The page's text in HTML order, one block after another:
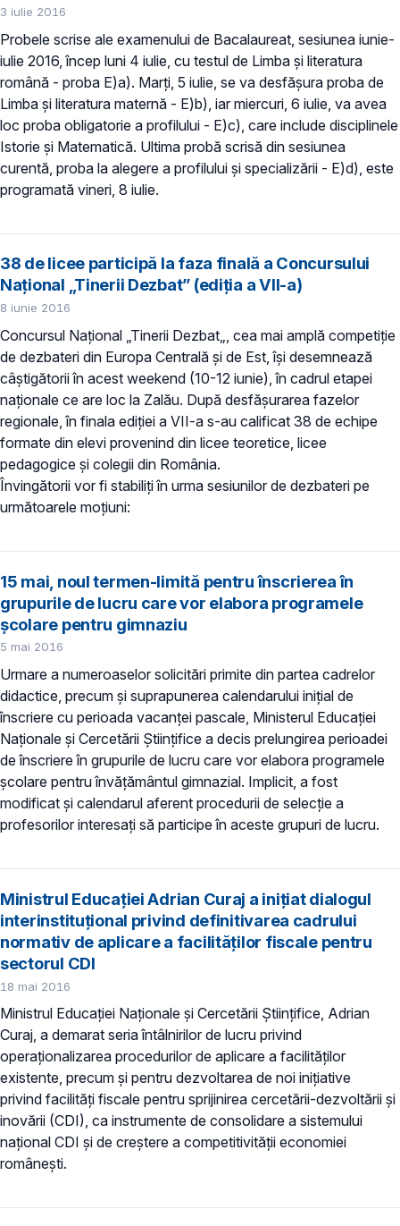
3 iulie 2016
Probele scrise ale examenului de Bacalaureat, sesiunea iunie-
iulie 2016, încep luni 4 iulie, cu testul de Limba şi literatura
română - proba E)a). Marţi, 5 iulie, se va desfăşura proba de
Limba şi literatura maternă - E)b), iar miercuri, 6 iulie, va avea
loc proba obligatorie a profilului - E)c), care include disciplinele
Istorie şi Matematică. Ultima probă scrisă din sesiunea
curentă, proba la alegere a profilului şi specializării - E)d), este
programată vineri, 8 iulie.
38 de licee participă la faza finală a Concursului
Naţional „Tinerii Dezbat” (ediţia a VII-a)
8 iunie 2016
Concursul Naţional „Tinerii Dezbat„, cea mai amplă competiţie
de dezbateri din Europa Centrală şi de Est, îşi desemnează
câştigătorii în acest weekend (10-12 iunie), în cadrul etapei
naţionale ce are loc la Zalău. După desfăşurarea fazelor
regionale, în finala ediţiei a VII-a s-au calificat 38 de echipe
formate din elevi provenind din licee teoretice, licee
pedagogice şi colegii din România.
Învingătorii vor fi stabiliţi în urma sesiunilor de dezbateri pe
următoarele moţiuni:
15 mai, noul termen-limită pentru înscrierea în
grupurile de lucru care vor elabora programele
şcolare pentru gimnaziu
5 mai 2016
Urmare a numeroaselor solicitări primite din partea cadrelor
didactice, precum și suprapunerea calendarului iniţial de
înscriere cu perioada vacanței pascale, Ministerul Educaţiei
Naţionale şi Cercetării Ştiinţifice a decis prelungirea perioadei
de înscriere în grupurile de lucru care vor elabora programele
şcolare pentru învăţământul gimnazial. Implicit, a fost
modificat şi calendarul aferent procedurii de selecţie a
profesorilor interesaţi să participe în aceste grupuri de lucru.
Ministrul Educaţiei Adrian Curaj a iniţiat dialogul
interinstituţional privind definitivarea cadrului
normativ de aplicare a facilităţilor fiscale pentru
sectorul CDI
18 mai 2016
Ministrul Educaţiei Naţionale şi Cercetării Ştiinţifice, Adrian
Curaj, a demarat seria întâlnirilor de lucru privind
operaţionalizarea procedurilor de aplicare a facilităţilor
existente, precum şi pentru dezvoltarea de noi iniţiative
privind facilităţi fiscale pentru sprijinirea cercetării-dezvoltării şi
inovării (CDI), ca instrumente de consolidare a sistemului
naţional CDI şi de creştere a competitivităţii economiei
româneşti.